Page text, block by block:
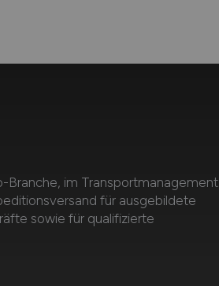
Branche, im Transportmanagement
für ausgebildete
sowie für qualifizierte